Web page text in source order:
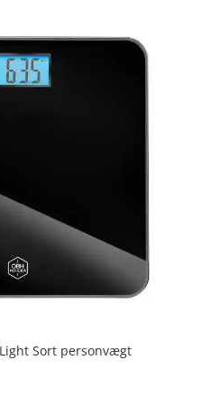
Sort personvægt